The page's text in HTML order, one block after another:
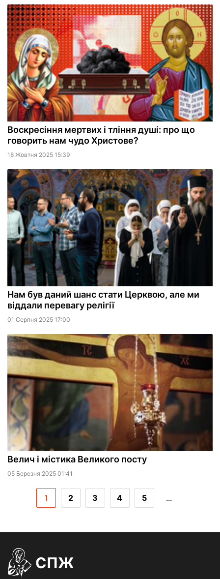
Воскресіння мертвих і тління душі: про що
говорить нам чудо Христове?
18 Жовтня 2025 15:39
Нам був даний шанс стати Церквою, але ми
віддали перевагу релігії
01 Серпня 2025 17:00
Велич і містика Великого посту
05 Березня 2025 01:41
1 2 3 4 5 ...
СПЖ